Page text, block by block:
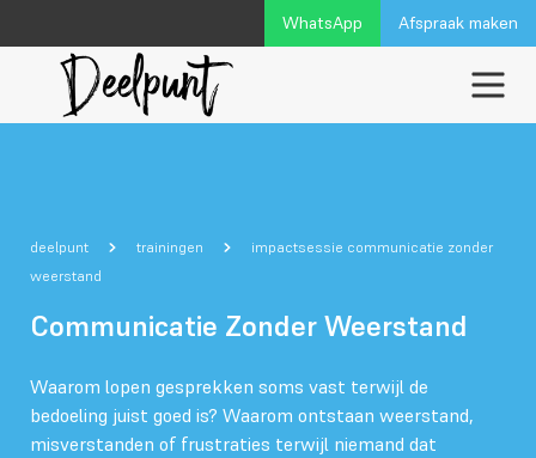
WhatsApp Afspraak maken
deelpunt trainingen
impactsessie communicatie zonder
weerstand
Communicatie Zonder Weerstand
Waarom lopen gesprekken soms vast terwijl de
bedoeling juist goed is? Waarom ontstaan weerstand,
misverstanden of frustraties terwijl niemand dat